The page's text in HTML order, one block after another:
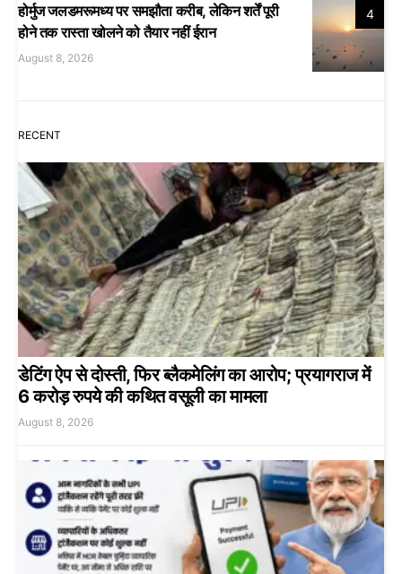
4
होर्मुज जलडमरूमध्य पर समझौता करीब, लेकिन शर्तें पूरी
होने तक रास्ता खोलने को तैयार नहीं ईरान
August 8, 2026
RECENT
डेटिंग ऐप से दोस्ती, फिर ब्लैकमेलिंग का आरोप; प्रयागराज में
6 करोड़ रुपये की कथित वसूली का मामला
August 8, 2026